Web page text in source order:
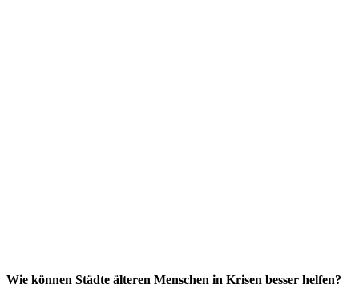
Wie können Städte älteren Menschen in Krisen besser helfen?